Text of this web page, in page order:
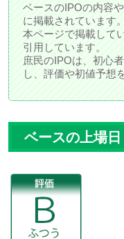
ベースのIPOの内容
に掲載されています。
本ページで掲載して
引用しています。
庶民のIPOは、初心
し、評価や初値予想
ベースの上場日